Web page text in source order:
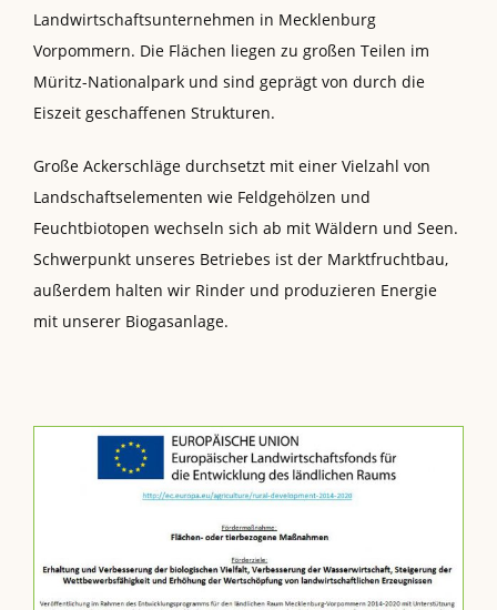
Landwirtschaftsunternehmen in Mecklenburg
Vorpommern. Die Flächen liegen zu großen Teilen im
Müritz-Nationalpark und sind geprägt von durch die
Eiszeit geschaffenen Strukturen.
Große Ackerschläge durchsetzt mit einer Vielzahl von
Landschaftselementen wie Feldgehölzen und
Feuchtbiotopen wechseln sich ab mit Wäldern und Seen.
Schwerpunkt unseres Betriebes ist der Marktfruchtbau,
außerdem halten wir Rinder und produzieren Energie
mit unserer Biogasanlage.